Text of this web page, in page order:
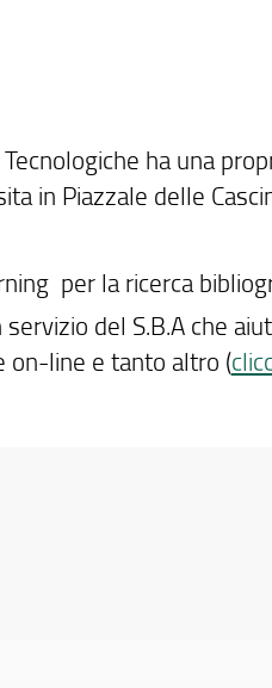
ha una
in Piazzale delle
per la ricerca
servizio del S.B.A che
on-line e tanto altro (